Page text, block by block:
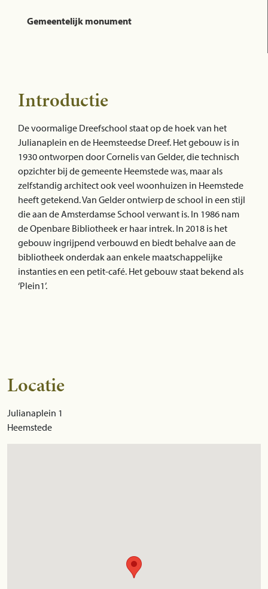
Gemeentelijk monument
Introductie
De voormalige Dreefschool staat op de hoek van het
Julianaplein en de Heemsteedse Dreef. Het gebouw is in
1930 ontworpen door Cornelis van Gelder, die technisch
opzichter bij de gemeente Heemstede was, maar als
zelfstandig architect ook veel woonhuizen in Heemstede
heeft getekend. Van Gelder ontwierp de school in een stijl
die aan de Amsterdamse School verwant is. In 1986 nam
de Openbare Bibliotheek er haar intrek. In 2018 is het
gebouw ingrijpend verbouwd en biedt behalve aan de
bibliotheek onderdak aan enkele maatschappelijke
instanties en een petit-café. Het gebouw staat bekend als
‘Plein1’.
Locatie
Julianaplein 1
Heemstede